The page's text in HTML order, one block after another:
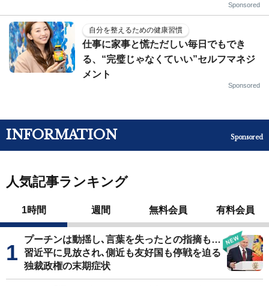
Sponsored
自分を整えるための健康習慣
仕事に家事と慌ただしい毎日でもでき
る、“完璧じゃなくていい”セルフマネジ
メント
Sponsored
INFORMATION Sponsored
人気記事ランキング
1時間 週間 無料会員 有料会員
プーチンは動揺し､言葉を失ったとの指摘も…
習近平に見放され､側近も友好国も停戦を迫る
独裁政権の末期症状